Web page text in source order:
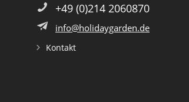
+49 (0)214 2060870
info@holidaygarden.de
Kontakt